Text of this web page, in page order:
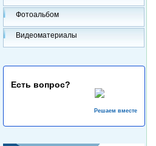
Фотоальбом
Видеоматериалы
Есть вопрос?
Решаем вместе